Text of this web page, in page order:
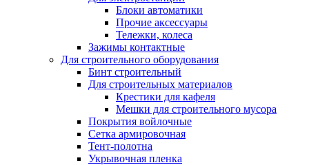
Блоки автоматики
Прочие аксессуары
Тележки, колеса
Зажимы контактные
Для строительного оборудования
Бинт строительный
Для строительных материалов
Крестики для кафеля
Мешки для строительного мусора
Покрытия войлочные
Сетка армировочная
Тент-полотна
Укрывочная пленка